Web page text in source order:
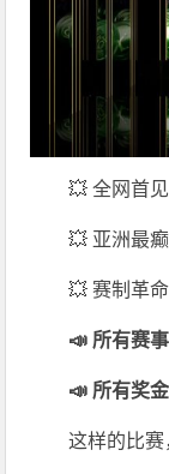
💥 全网首
💥 亚洲最
💥 赛制革
📣 所有赛
📣 所有奖
这样的比赛